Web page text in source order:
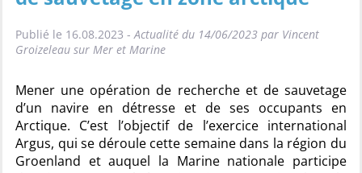
Publié le 16.08.2023 -Actualité du 14/06/2023 par Vincent
Groizeleau sur Mer et Marine
Mener une opération de recherche et de sauvetage
d’un navire en détresse et de ses occupants en
Arctique. C’est l’objectif de l’exercice international
Argus, qui se déroule cette semaine dans la région du
Groenland et auquel la Marine nationale participe